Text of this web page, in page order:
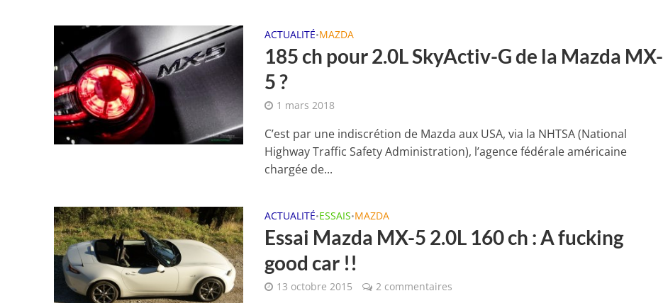
ACTUALITÉ•MAZDA
185 ch pour 2.0L SkyActiv-G de la Mazda MX-
5 ?
1 mars 2018
C’est par une indiscrétion de Mazda aux USA, via la NHTSA (National
Highway Traffic Safety Administration), l’agence fédérale américaine
chargée de...
ACTUALITÉ•ESSAIS•MAZDA
Essai Mazda MX-5 2.0L 160 ch : A fucking
good car !!
13 octobre 2015 2 commentaires